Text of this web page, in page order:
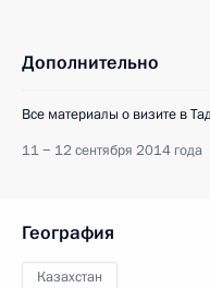
Дополнительно
Все материалы о визите в
11 − 12 сентября 2014 года
География
Казахстан